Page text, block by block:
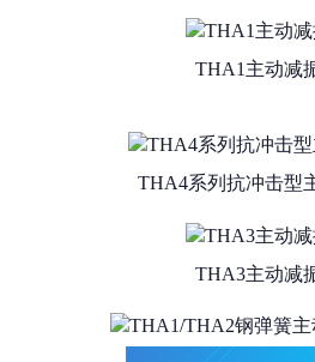
THA1主动减
THA4系列抗冲击型
THA3主动减
THA1/THA2钢弹簧主